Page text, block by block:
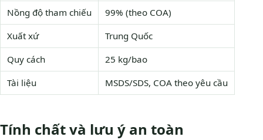
Nồng độ tham chiếu
99% (theo COA)
Xuất xứ
Trung Quốc
Quy cách
25 kg/bao
Tài liệu
MSDS/SDS, COA theo yêu cầu
Tính chất và lưu ý an toàn